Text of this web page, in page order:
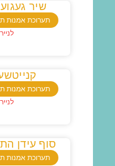
תערוכת אמנות
שיר
תערוכת אמנות
תערוכת אמנות
סוף עידן